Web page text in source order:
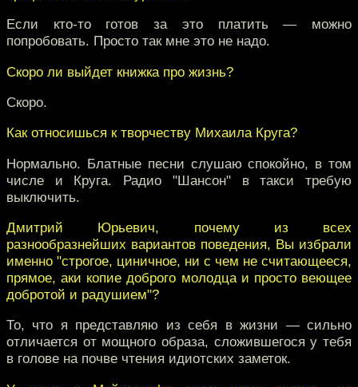
Если кто-то готов за это платить — можно
попробовать. Просто так мне это не надо.
Скоро ли выйдет книжка про жизнь?
Скоро.
Как относишься к творчеству Михаила Круга?
Нормально. Блатные песни слушаю спокойно, в том
числе и Круга. Радио "Шансон" в такси требую
выключить.
Дмитрий Юрьевич, почему из всех
разнообразнейших вариантов поведения, Вы избрали
именно "строгое, циничное, ни с чем не считающееся,
прямое, аки копие доброго молодца и просто веющее
добротой и радушием"?
То, что я представляю из себя в жизни — сильно
отличается от мощного образа, сложившегося у тебя
в голове на почве чтения идиотских заметок.